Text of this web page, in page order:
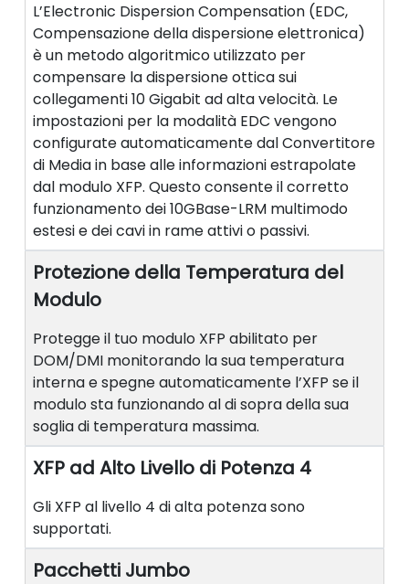
L’Electronic Dispersion Compensation (EDC,
Compensazione della dispersione elettronica)
è un metodo algoritmico utilizzato per
compensare la dispersione ottica sui
collegamenti 10 Gigabit ad alta velocità. Le
impostazioni per la modalità EDC vengono
configurate automaticamente dal Convertitore
di Media in base alle informazioni estrapolate
dal modulo XFP. Questo consente il corretto
funzionamento dei 10GBase-LRM multimodo
estesi e dei cavi in rame attivi o passivi.
Protezione della Temperatura del
Modulo
Protegge il tuo modulo XFP abilitato per
DOM/DMI monitorando la sua temperatura
interna e spegne automaticamente l’XFP se il
modulo sta funzionando al di sopra della sua
soglia di temperatura massima.
XFP ad Alto Livello di Potenza 4
Gli XFP al livello 4 di alta potenza sono
supportati.
Pacchetti Jumbo